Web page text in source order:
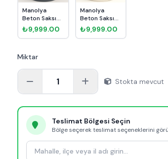
Manolya
Beton Saksı
No 4 Ø47cm
Antrasit
₺9,999.00
Manolya
Beton Saksı
No 4 Ø47cm
Beyaz
₺9,999.00
Miktar
1 Stokta mevcut
Teslimat Bölgesi Seçin
Bölge seçerek teslimat seçeneklerini